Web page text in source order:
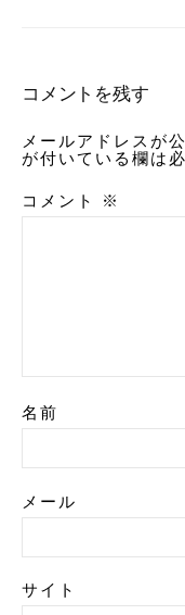
コメントを残す
メールアドレスが
が付いている欄は
コメント ※
名前
メール
サイト